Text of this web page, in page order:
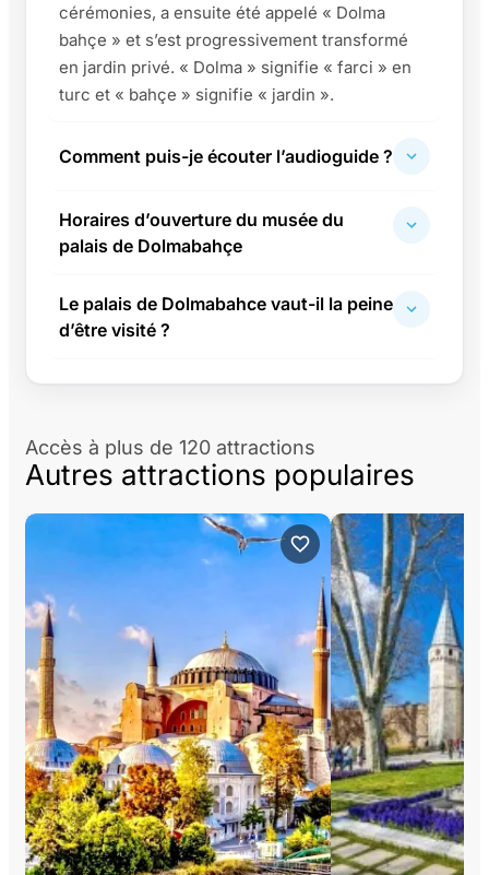
cérémonies, a ensuite été appelé « Dolma
bahçe » et s’est progressivement transformé
en jardin privé. « Dolma » signifie « farci » en
turc et « bahçe » signifie « jardin ».
Comment puis-je écouter l’audioguide ?
Horaires d’ouverture du musée du
palais de Dolmabahçe
Le palais de Dolmabahce vaut-il la peine
d’être visité ?
Accès à plus de 120 attractions
Autres attractions populaires